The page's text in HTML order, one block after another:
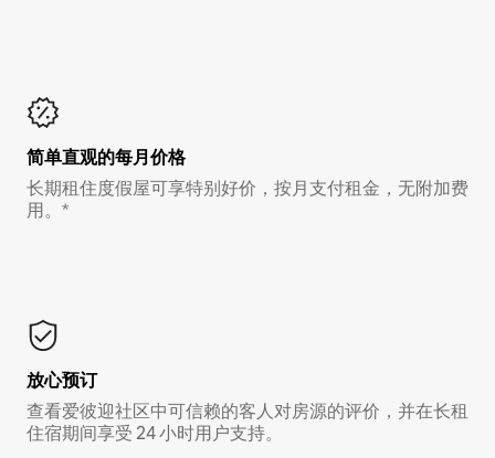
简单直观的每月价格
长期租住度假屋可享特别好价，按月支付租金，无附加费
用。*
放心预订
查看爱彼迎社区中可信赖的客人对房源的评价，并在长租
住宿期间享受 24 小时用户支持。